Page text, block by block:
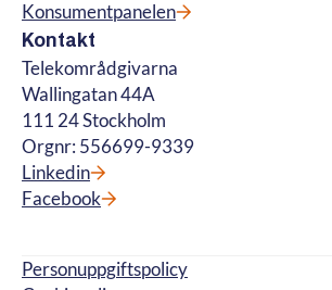
Konsumentpanelen
Kontakt
Telekområdgivarna
Wallingatan 44A
111 24 Stockholm
Orgnr: 556699-9339
Linkedin
Facebook
Personuppgiftspolicy